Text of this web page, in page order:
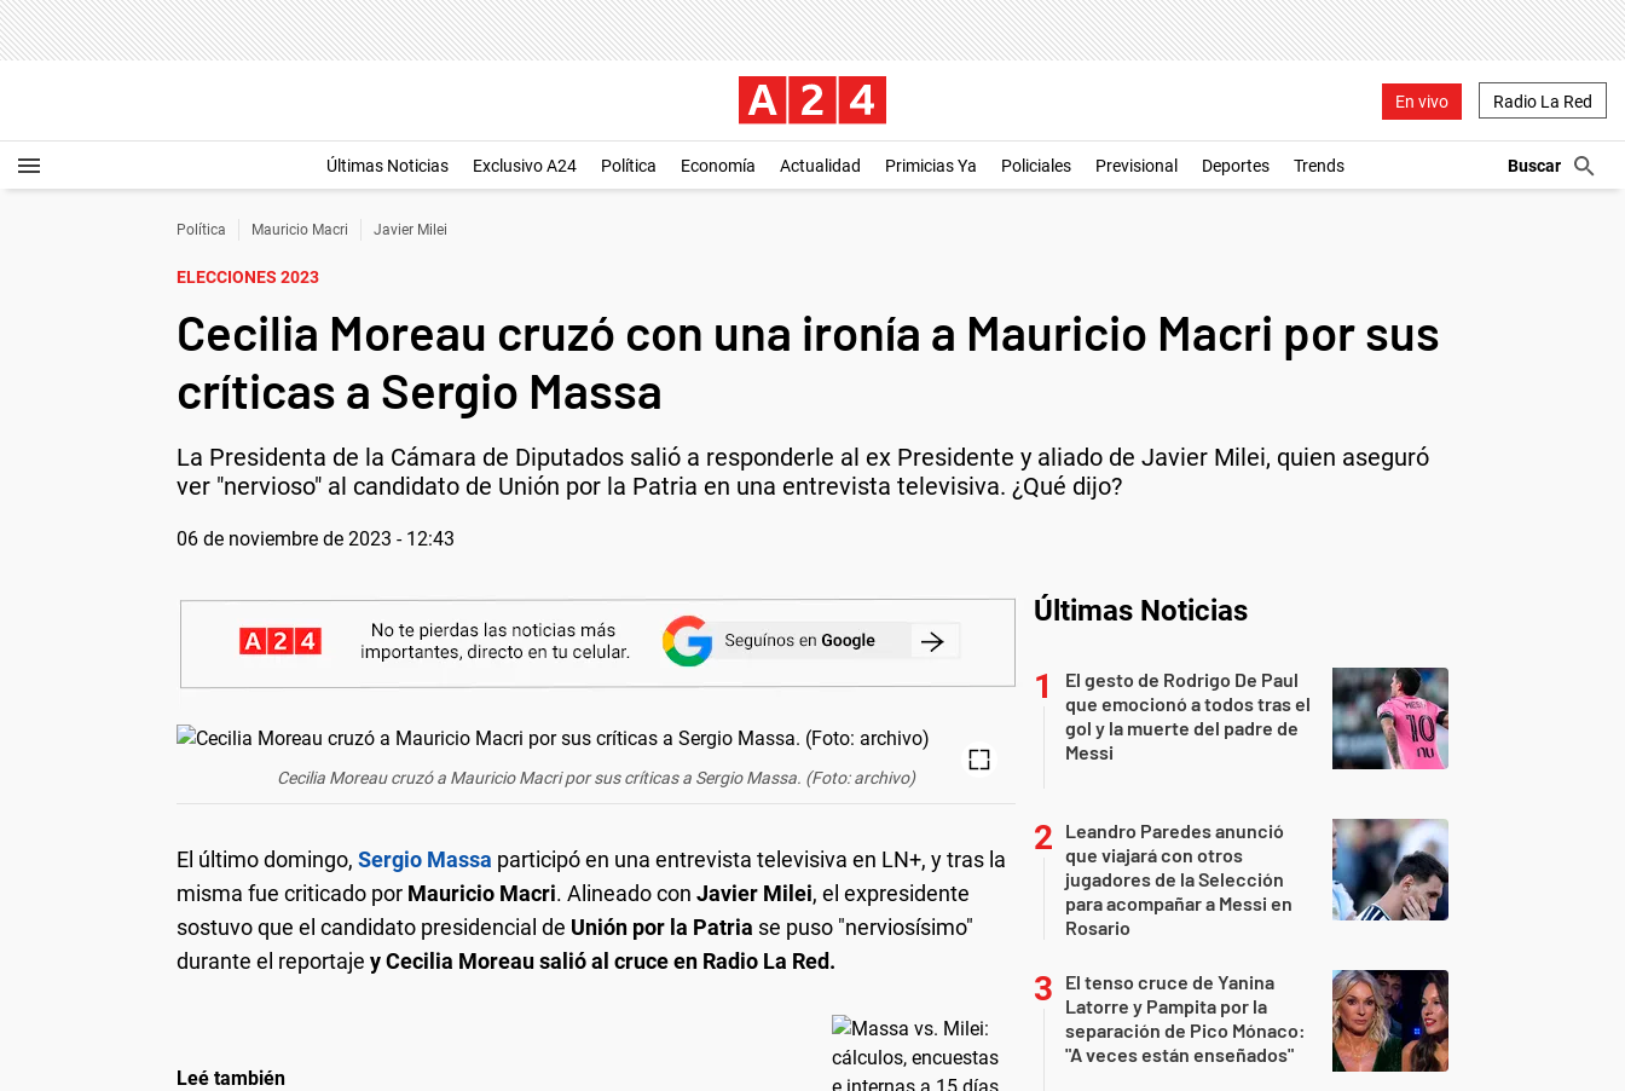
En vivo Radio La Red
Últimas Noticias Exclusivo A24 Política Economía Actualidad Primicias Ya Policiales Previsional Deportes Trends
Política Mauricio Macri Javier Milei
ELECCIONES 2023
Cecilia Moreau cruzó con una ironía a Mauricio Macri por sus
críticas a Sergio Massa
La Presidenta de la Cámara de Diputados salió a responderle al ex Presidente y aliado de Javier Milei, quien aseguró
ver "nervioso" al candidato de Unión por la Patria en una entrevista televisiva. ¿Qué dijo?
06 de noviembre de 2023 - 12:43
Cecilia Moreau cruzó a Mauricio Macri por sus críticas a Sergio Massa. (Foto: archivo)
El último domingo, Sergio Massa participó en una entrevista televisiva en LN+, y tras la
misma fue criticado por Mauricio Macri. Alineado con Javier Milei, el expresidente
sostuvo que el candidato presidencial de Unión por la Patria se puso "nerviosísimo"
durante el reportaje y Cecilia Moreau salió al cruce en Radio La Red.
Leé también
Últimas Noticias
El gesto de Rodrigo De Paul
que emocionó a todos tras el
gol y la muerte del padre de
Messi
Leandro Paredes anunció
que viajará con otros
jugadores de la Selección
para acompañar a Messi en
Rosario
El tenso cruce de Yanina
Latorre y Pampita por la
separación de Pico Mónaco:
"A veces están enseñados"